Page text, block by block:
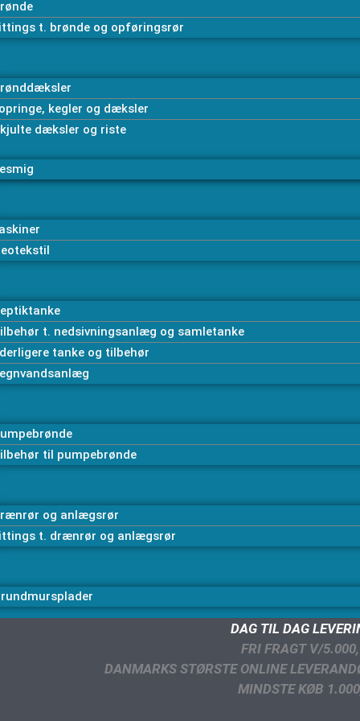
t. brønde og opføringsrør
kegler og dæksler
dæksler og riste
t. nedsivningsanlæg og samletanke
tanke og tilbehør
til pumpebrønde
og anlægsrør
t. drænrør og anlægsrør
DAG TIL DAG
FRI FRAGT V/
DANMARKS STØRSTE ONLINE
MINDSTE KØB